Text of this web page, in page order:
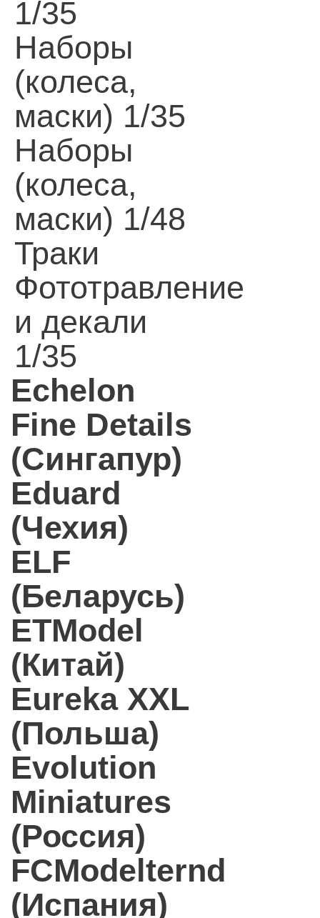
1/35
Наборы
(колеса,
маски) 1/35
Наборы
(колеса,
маски) 1/48
Траки
Фототравление
и декали
1/35
Echelon
Fine Details
(Сингапур)
Eduard
(Чехия)
ELF
(Беларусь)
ETModel
(Китай)
Eureka XXL
(Польша)
Evolution
Miniatures
(Россия)
FCModelternd
(Испания)